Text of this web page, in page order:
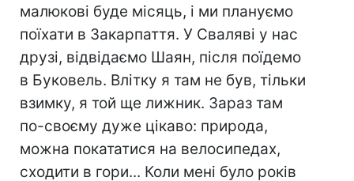
малюкові буде місяць, і ми плануємо
поїхати в Закарпаття. У Сваляві у нас
друзі, відвідаємо Шаян, після поїдемо
в Буковель. Влітку я там не був, тільки
взимку, я той ще лижник. Зараз там
по-своєму дуже цікаво: природа,
можна покататися на велосипедах,
сходити в гори... Коли мені було років